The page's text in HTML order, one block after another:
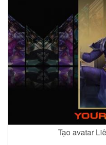
Tạo avatar